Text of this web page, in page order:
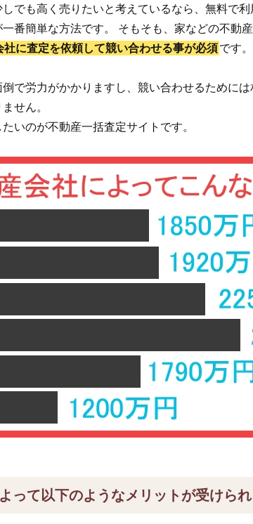
でも高く売りたいと考えているなら、無料で
一番簡単な方法です。 そもそも、家などの不動
社に査定を依頼して競い合わせる事が必須です。
で労力がかかりますし、競い合わせるために
せん。
いのが不動産一括査定サイトです。
って以下のようなメリットが受けら